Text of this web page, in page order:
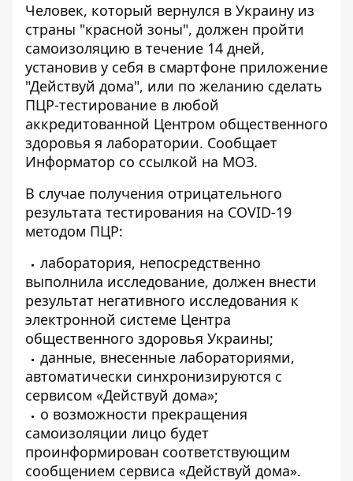
Человек, который вернулся в Украину из
страны "красной зоны", должен пройти
самоизоляцию в течение 14 дней,
установив у себя в смартфоне приложение
"Действуй дома", или по желанию сделать
ПЦР-тестирование в любой
аккредитованной Центром общественного
здоровья я лаборатории. Сообщает
Информатор со ссылкой на МОЗ.
В случае получения отрицательного
результата тестирования на COVID-19
методом ПЦР:
лаборатория, непосредственно
выполнила исследование, должен внести
результат негативного исследования к
электронной системе Центра
общественного здоровья Украины;
данные, внесенные лабораториями,
автоматически синхронизируются с
сервисом «Действуй дома»;
о возможности прекращения
самоизоляции лицо будет
проинформирован соответствующим
сообщением сервиса «Действуй дома».